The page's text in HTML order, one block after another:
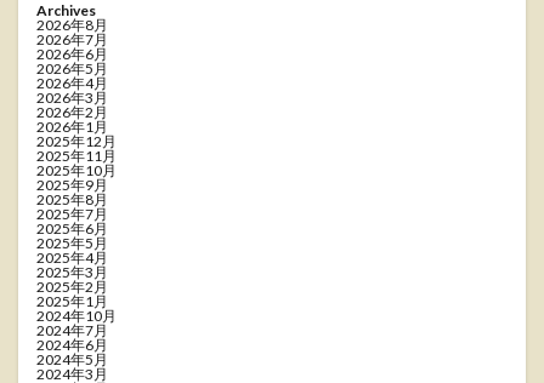
Archives
2026年8月
2026年7月
2026年6月
2026年5月
2026年4月
2026年3月
2026年2月
2026年1月
2025年12月
2025年11月
2025年10月
2025年9月
2025年8月
2025年7月
2025年6月
2025年5月
2025年4月
2025年3月
2025年2月
2025年1月
2024年10月
2024年7月
2024年6月
2024年5月
2024年3月